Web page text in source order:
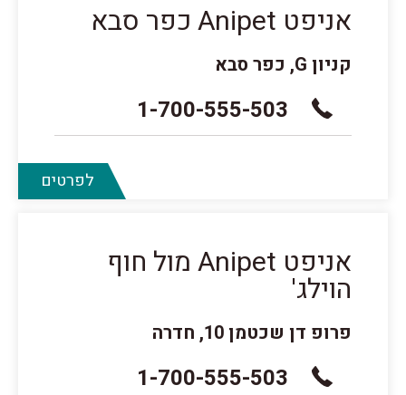
אניפט Anipet כפר סבא
קניון G, כפר סבא
1-700-555-503
לפרטים
אניפט Anipet מול חוף
הוילג'
פרופ דן שכטמן 10, חדרה
1-700-555-503